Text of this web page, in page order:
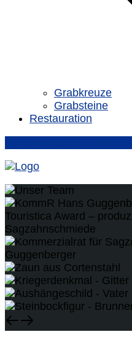
Grabkreuze
Grabsteine
Restauration